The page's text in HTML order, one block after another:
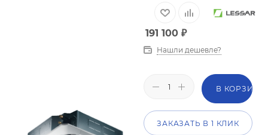
191 100 ₽
Нашли дешевле?
В КОРЗИНУ
ЗАКАЗАТЬ В 1 КЛИК